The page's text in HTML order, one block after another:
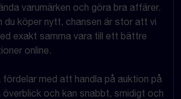
varumärken och göra bra affärer.
du köper nytt, chansen är stor att vi
exakt samma vara till ett bättre
online.
fördelar med att handla på auktion på
överblick och kan snabbt, smidigt och